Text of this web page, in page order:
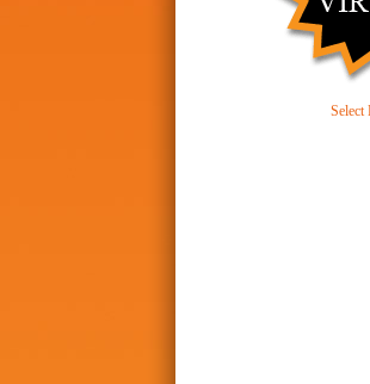
Select